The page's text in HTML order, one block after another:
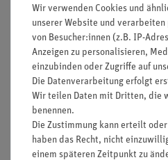
Wärmedurchgang durch
durch Messung der
Lernziele
Sonnenkollektor
Thermogenerator
Wir verwenden Cookies und
unserer Website und verarbeiten
von Besucher:innen (z.B. IP-
Anzeigen zu personalisieren,
einzubinden oder Zugriffe auf
Die Datenverarbeitung erfolgt
Wir teilen Daten mit Dritten, die
benennen.
Die Zustimmung kann erteilt
haben das Recht, nicht
einem späteren Zeitpunkt zu